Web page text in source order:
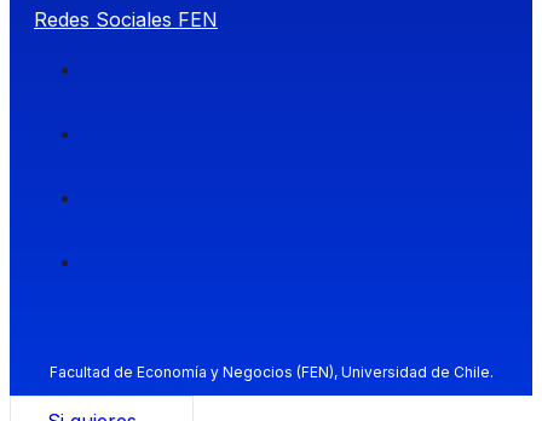
Redes Sociales FEN
Facultad de Economía y Negocios (FEN), Universidad de Chile.